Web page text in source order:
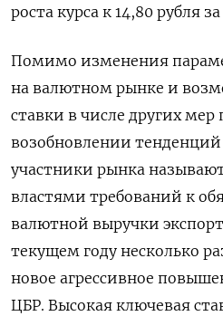
роста курса к 14,80 рубля
Помимо изменения
на валютном рынке и
ставки в числе других
возобновлении
участники рынка
властями требований к
валютной выручки
текущем году несколько
новое агрессивное
ЦБР. Высокая ключевая